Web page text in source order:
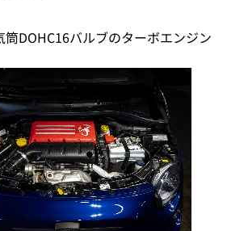
筒DOHC16バルブのターボエンジン